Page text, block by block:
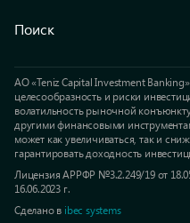
Поиск
АО «Teniz Capital Investment
целесообразность и риски
волатильность рыночной
другими финансовыми
может как увеличиваться, так и
гарантировать доходность
Лицензия АРРФР №3.2.249/19 от
16.06.2023 г.
Сделано в ibec systems